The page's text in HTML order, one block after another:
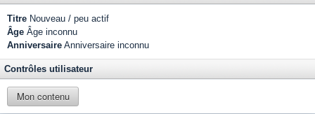
Titre Nouveau / peu actif
Âge Âge inconnu
Anniversaire Anniversaire inconnu
Contrôles utilisateur
Mon contenu